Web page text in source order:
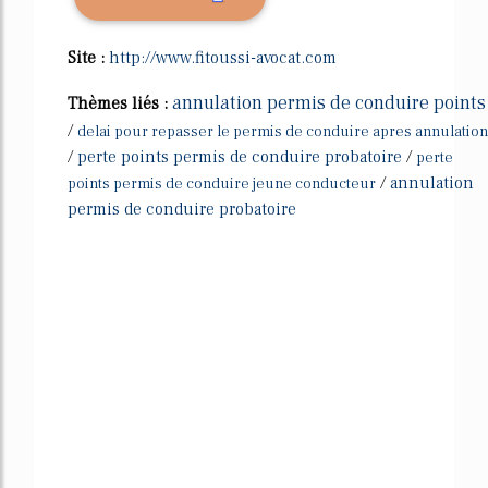
Site : http://www.fitoussi-avocat.com
Thèmes liés : annulation permis de conduire points
/ delai pour repasser le permis de conduire apres annulation
/perte points permis de conduire probatoire / perte
points permis de conduire jeune conducteur /annulation
permis de conduire probatoire